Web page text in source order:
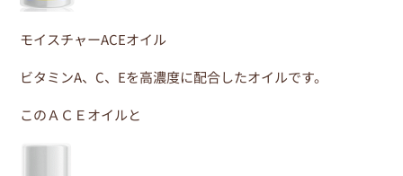
モイスチャーACEオイル
ビタミンA、C、Eを高濃度に配合したオイルです。
このＡＣＥオイルと